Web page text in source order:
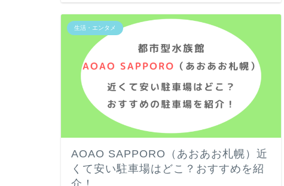
生活・エンタメ
AOAO SAPPORO（あおあお札幌）近
くて安い駐車場はどこ？おすすめを紹